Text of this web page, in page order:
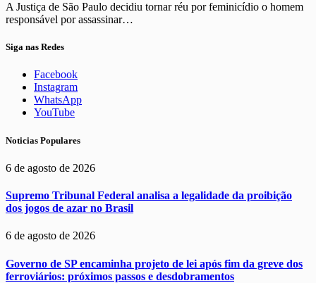
A Justiça de São Paulo decidiu tornar réu por feminicídio o homem
responsável por assassinar…
Siga nas Redes
Facebook
Instagram
WhatsApp
YouTube
Noticias Populares
6 de agosto de 2026
Supremo Tribunal Federal analisa a legalidade da proibição
dos jogos de azar no Brasil
6 de agosto de 2026
Governo de SP encaminha projeto de lei após fim da greve dos
ferroviários: próximos passos e desdobramentos